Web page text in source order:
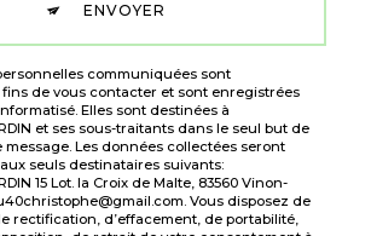
ENVOYER
communiquées sont
de vous contacter et sont enregistrées
Elles sont destinées à
et ses sous-traitants dans le seul but de
Les données collectées seront
seuls destinataires suivants:
15 Lot. la Croix de Malte, 83560 Vinon-
Vous disposez de
rectification, d’effacement, de portabilité,